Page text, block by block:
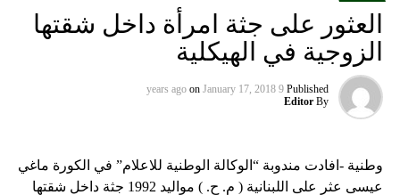
العثور على جثة امرأة داخل شقتها
الزوجية في الهيكلية
Published
9 years ago
on January 17, 2018
By
Editor
وطنية -افادت مندوبة “الوكالة الوطنية للاعلام” في الكورة ماغي
عيسى عثر على اللبنانية ( م. ح. ) مواليد 1992 جثة داخل شقتها